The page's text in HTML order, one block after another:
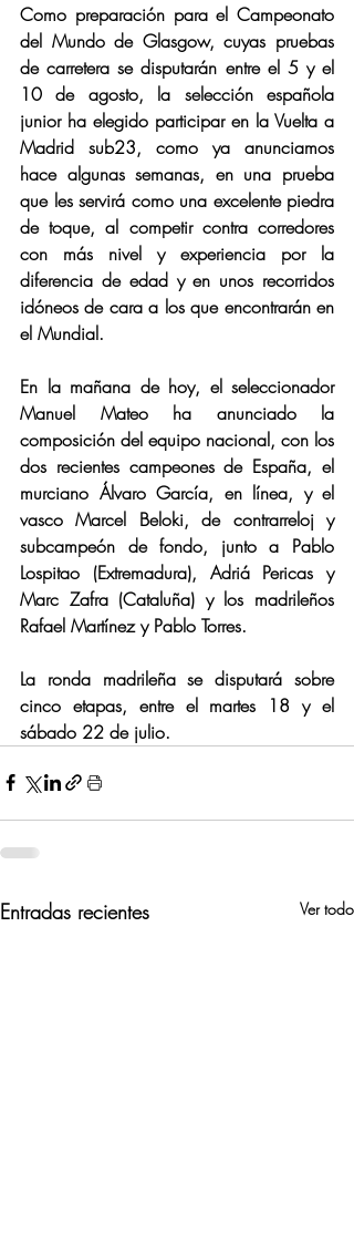
Como preparación para el Campeonato
del Mundo de Glasgow, cuyas pruebas
de carretera se disputarán entre el 5 y el
10 de agosto, la selección española
junior ha elegido participar en la Vuelta a
Madrid sub23, como ya anunciamos
hace algunas semanas, en una prueba
que les servirá como una excelente piedra
de toque, al competir contra corredores
con más nivel y experiencia por la
diferencia de edad y en unos recorridos
idóneos de cara a los que encontrarán en
el Mundial.
En la mañana de hoy, el seleccionador
Manuel Mateo ha anunciado la
composición del equipo nacional, con los
dos recientes campeones de España, el
murciano Álvaro García, en línea, y el
vasco Marcel Beloki, de contrarreloj y
subcampeón de fondo, junto a Pablo
Lospitao (Extremadura), Adriá Pericas y
Marc Zafra (Cataluña) y los madrileños
Rafael Martínez y Pablo Torres.
La ronda madrileña se disputará sobre
cinco etapas, entre el martes 18 y el
sábado 22 de julio.
Entradas recientes Ver todo